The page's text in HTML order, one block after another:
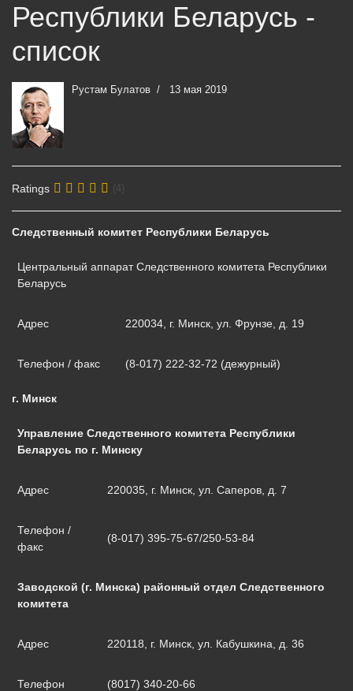
Республики Беларусь -
список
Рустам Булатов 13 мая 2019
Ratings (4)
Следственный комитет Республики Беларусь
Центральный аппарат Следственного комитета Республики
Беларусь
Адрес 220034, г. Минск, ул. Фрунзе, д. 19
Телефон / факс (8-017) 222-32-72 (дежурный)
г. Минск
Управление Следственного комитета Республики
Беларусь по г. Минску
Адрес 220035, г. Минск, ул. Саперов, д. 7
Телефон /
факс
(8-017) 395-75-67/250-53-84
Заводской (г. Минска) районный отдел Следственного
комитета
Адрес 220118, г. Минск, ул. Кабушкина, д. 36
Телефон (8017) 340-20-66